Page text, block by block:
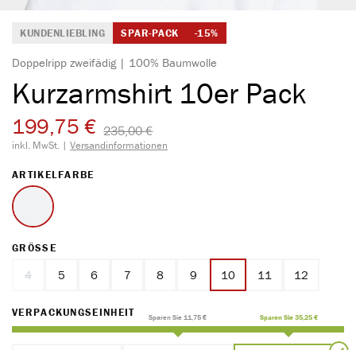
KUNDENLIEBLING SPAR-PACK -15%
Doppelripp zweifädig | 100% Baumwolle
Kurzarmshirt 10er Pack
199,75 € 235,00 €​
inkl. MwSt. | Versandinformationen
ARTIKELFARBE
weiss
GRÖSSE AUSWÄHLEN
4(Diese Option ist zurzeit nicht verfügbar.)
5 6 7 8 9 10 11 12
VERPACKUNGSEINHEITAUSWÄHLEN
Sparen Sie 11,75 € Sparen Sie 35,25 €